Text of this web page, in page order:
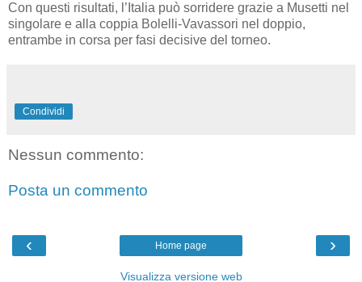
Con questi risultati, l’Italia può sorridere grazie a Musetti nel
singolare e alla coppia Bolelli-Vavassori nel doppio,
entrambe in corsa per fasi decisive del torneo.
Condividi
Nessun commento:
Posta un commento
‹ ›
Home page
Visualizza versione web